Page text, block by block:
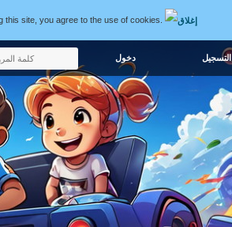
site, you agree to the use of cookies.
التسجيل